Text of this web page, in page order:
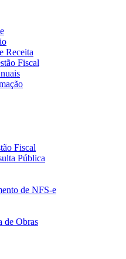
Receita
Fiscal
Fiscal
Pública
de NFS-e
de Obras